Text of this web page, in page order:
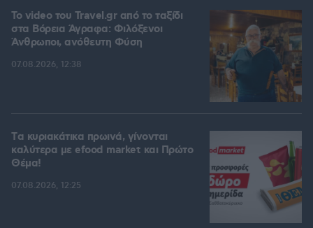
To video του Travel.gr από το ταξίδι
στα Βόρεια Άγραφα: Φιλόξενοι
Άνθρωποι, ανόθευτη Φύση
07.08.2026, 12:38
Tα κυριακάτικα πρωινά, γίνονται
καλύτερα με efood market και Πρώτο
Θέμα!
07.08.2026, 12:25